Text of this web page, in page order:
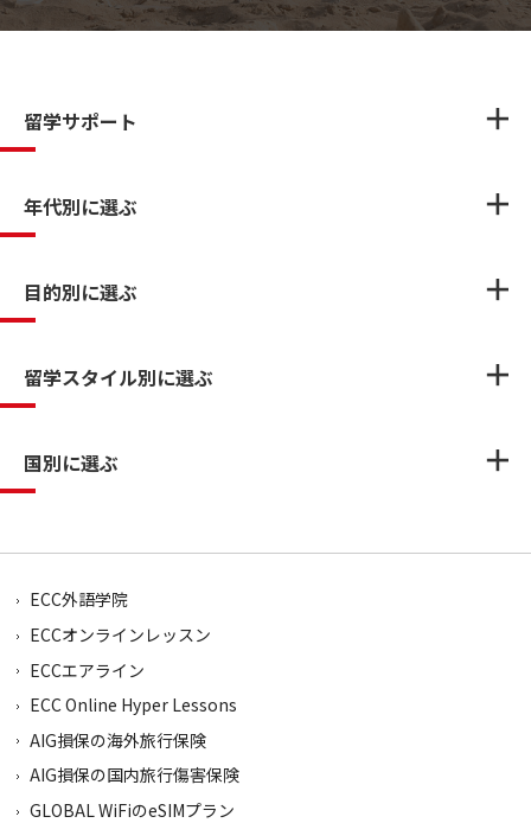
留学サポート
年代別に選ぶ
目的別に選ぶ
留学スタイル別に選ぶ
国別に選ぶ
ECC外語学院
ECCオンラインレッスン
ECCエアライン
ECC Online Hyper Lessons
AIG損保の海外旅行保険
AIG損保の国内旅行傷害保険
GLOBAL WiFiのeSIMプラン